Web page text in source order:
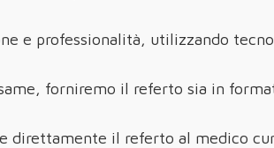
e professionalità, utilizzando
forniremo il referto sia in
direttamente il referto al medico